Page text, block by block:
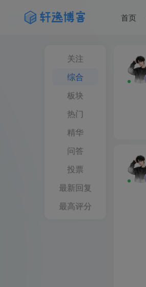
首页
关注
综合
板块
热门
精华
问答
投票
最新回复
最高评分